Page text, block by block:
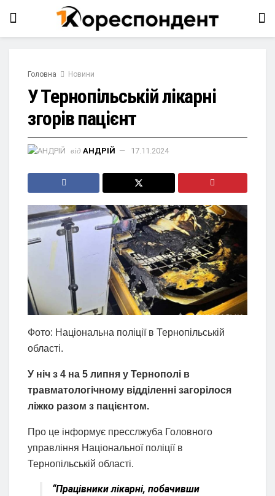
Головна Новини
У Тернопільській лікарні
згорів пацієнт
від АНДРІЙ 17.11.2024
Фото: Національна поліції в Тернопільській
області.
У ніч з 4 на 5 липня у Тернополі в
травматологічному відділенні загорілося
ліжко разом з пацієнтом.
Про це інформує пресслжуба Головного
управління Національної поліції в
Тернопільській області.
“Працівники лікарні, побачивши